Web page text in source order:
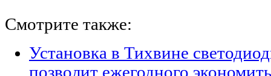
Смотрите также:
Установка в Тихвине
позволит ежегодного